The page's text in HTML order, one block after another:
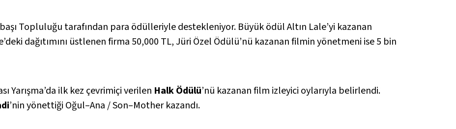
Topluluğu tarafından para ödülleriyle destekleniyor. Büyük ödül Altın Lale’yi kazanan
dağıtımını üstlenen firma 50,000 TL, Jüri Özel Ödülü’nü kazanan filmin yönetmeni ise 5 bin
Yarışma’da ilk kez çevrimiçi verilen Halk Ödülü’nü kazanan film izleyici oylarıyla belirlendi.
’nin yönettiği Oğul–Ana / Son–Motherkazandı.